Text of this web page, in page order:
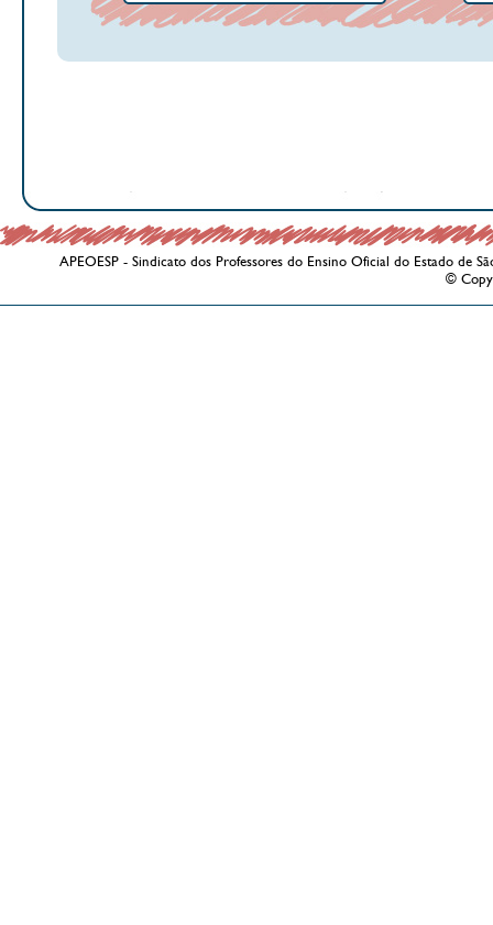
APEOESP - Sindicato dos Professores do Ensino Oficial do Estado de
©